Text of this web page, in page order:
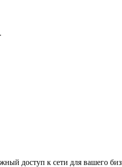
доступ к сети для вашего